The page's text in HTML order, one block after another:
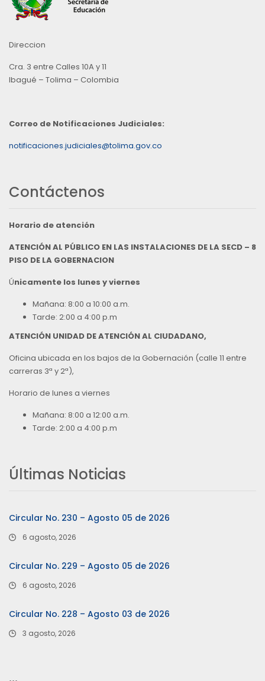
Direccion
Cra. 3 entre Calles 10A y 11
Ibagué – Tolima – Colombia
Correo de Notificaciones Judiciales:
notificaciones.judiciales@tolima.gov.co
Contáctenos
Horario de atención
ATENCIÓN AL PÚBLICO EN LAS INSTALACIONES DE LA SECD – 8
PISO DE LA GOBERNACION
Únicamente los lunes y viernes
Mañana: 8:00 a 10:00 a.m.
Tarde: 2:00 a 4:00 p.m
ATENCIÓN UNIDAD DE ATENCIÓN AL CIUDADANO,
Oficina ubicada en los bajos de la Gobernación (calle 11 entre
carreras 3ª y 2ª),
Horario de lunes a viernes
Mañana: 8:00 a 12:00 a.m.
Tarde: 2:00 a 4:00 p.m
Últimas Noticias
Circular No. 230 – Agosto 05 de 2026
6 agosto, 2026
Circular No. 229 – Agosto 05 de 2026
6 agosto, 2026
Circular No. 228 – Agosto 03 de 2026
3 agosto, 2026